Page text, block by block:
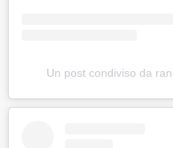
Un post condiviso da